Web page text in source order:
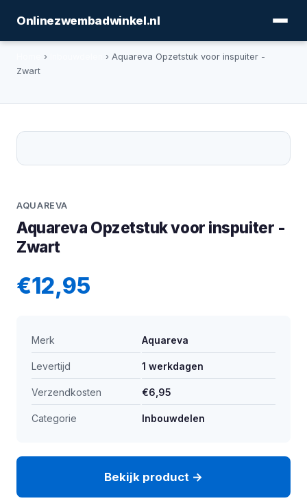
Onlinezwembadwinkel.nl
›
› Aquareva Opzetstuk voor inspuiter -
Zwart
AQUAREVA
Aquareva Opzetstuk voor inspuiter -
Zwart
€12,95
Merk Aquareva
Levertijd 1 werkdagen
Verzendkosten €6,95
Categorie Inbouwdelen
Bekijk product →